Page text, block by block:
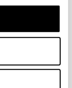
con lúpulo
con zumo
Del mismo
con